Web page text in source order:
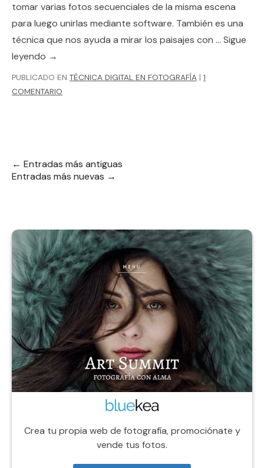
tomar varias fotos secuenciales de la misma escena
para luego unirlas mediante software. También es una
técnica que nos ayuda a mirar los paisajes con … Sigue
leyendo →
PUBLICADO EN TÉCNICA DIGITAL EN FOTOGRAFÍA | 1
COMENTARIO
← Entradas más antiguas
Entradas más nuevas →
Crea tu propia web de fotografía, promociónate y
vende tus fotos.